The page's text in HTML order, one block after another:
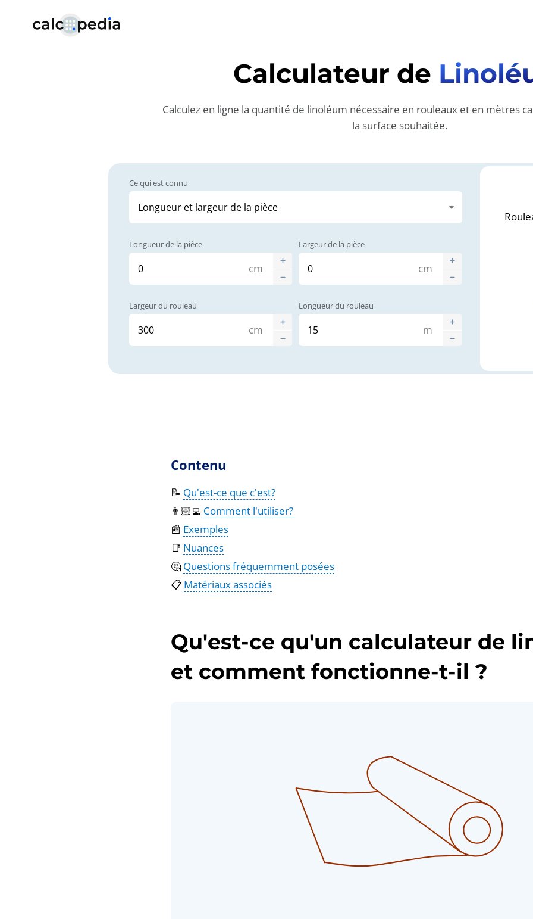
Calculateur de
Calculez en ligne la quantité de linoléum nécessaire en rouleaux et en mètres
la surface souhaitée.
Ce qui est connu
Longueur de la pièce
cm
Largeur de la pièce
cm
Largeur du rouleau
cm
Longueur du rouleau
m
Contenu
📝 Qu'est-ce que c'est?
👨🏻‍💻 Comment l'utiliser?
📰 Exemples
📑 Nuances
🤔 Questions fréquemment posées
📋 Matériaux associés
Qu'est-ce qu'un calculateur de
et comment fonctionne-t-il ?